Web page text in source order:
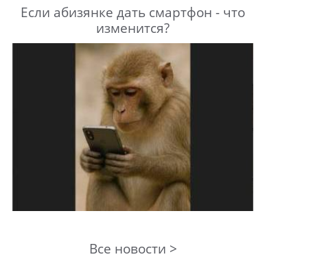
Если абизянке дать смартфон - что
изменится?
Все новости >